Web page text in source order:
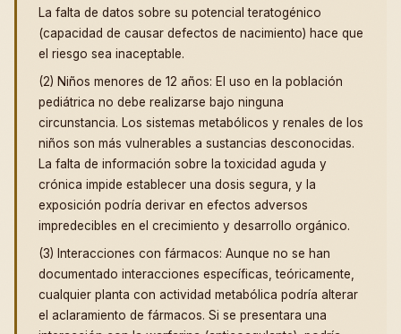
La falta de datos sobre su potencial teratogénico
(capacidad de causar defectos de nacimiento) hace que
el riesgo sea inaceptable.
(2) Niños menores de 12 años: El uso en la población
pediátrica no debe realizarse bajo ninguna
circunstancia. Los sistemas metabólicos y renales de los
niños son más vulnerables a sustancias desconocidas.
La falta de información sobre la toxicidad aguda y
crónica impide establecer una dosis segura, y la
exposición podría derivar en efectos adversos
impredecibles en el crecimiento y desarrollo orgánico.
(3) Interacciones con fármacos: Aunque no se han
documentado interacciones específicas, teóricamente,
cualquier planta con actividad metabólica podría alterar
el aclaramiento de fármacos. Si se presentara una